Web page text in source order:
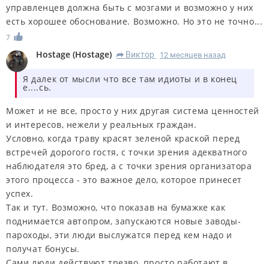
управленцев должна быть с мозгами и возможно у них
есть хорошее обоснование. Возможно. Но это не точно...
7
Hostage (Hostage) R Виктор 12 месяцев назад
Я далек от мысли что все там идиоты и в конец
е....сь.
Может и не все, просто у них другая система ценностей
и интересов, нежели у реальных граждан.
Условно, когда траву красят зеленой краской перед
встречей дорогого гостя, с точки зрения адекватного
наблюдателя это бред, а с точки зрения организатора
этого процесса - это важное дело, которое принесет
успех.
Так и тут. Возможно, что показав на бумажке как
поднимается автопром, запускаются новые заводы-
пароходы, эти люди выслужатся перед кем надо и
получат бонусы.